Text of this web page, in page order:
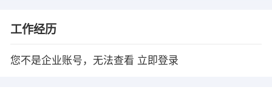
工作经历
您不是企业账号，无法查看 立即登录